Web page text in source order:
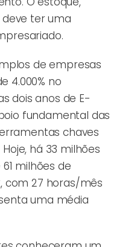
deve ter uma
de empresas
4.000% no
dois anos de E-
fundamental das
chaves
há 33 milhões
milhões de
com 27 horas/mês
uma média